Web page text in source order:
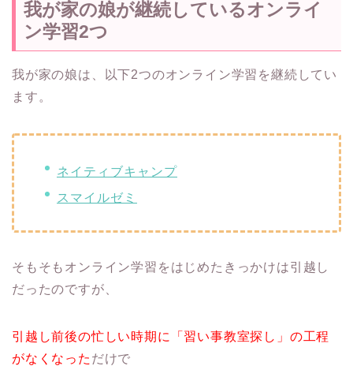
我が家の娘が継続しているオンライ
ン学習2つ
我が家の娘は、以下2つのオンライン学習を継続してい
ます。
ネイティブキャンプ
スマイルゼミ
そもそもオンライン学習をはじめたきっかけは引越し
だったのですが、
引越し前後の忙しい時期に「習い事教室探し」の工程
がなくなった だけで